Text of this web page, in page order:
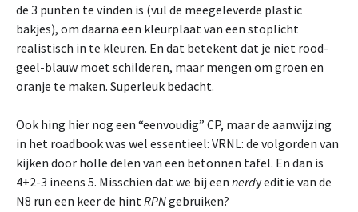
de 3 punten te vinden is (vul de meegeleverde plastic
bakjes), om daarna een kleurplaat van een stoplicht
realistisch in te kleuren. En dat betekent dat je niet rood-
geel-blauw moet schilderen, maar mengen om groen en
oranje te maken. Superleuk bedacht.
Ook hing hier nog een “eenvoudig” CP, maar de aanwijzing
in het roadbook was wel essentieel: VRNL: de volgorden van
kijken door holle delen van een betonnen tafel. En dan is
4+2-3 ineens 5. Misschien dat we bij een nerdy editie van de
N8 run een keer de hintRPNgebruiken?